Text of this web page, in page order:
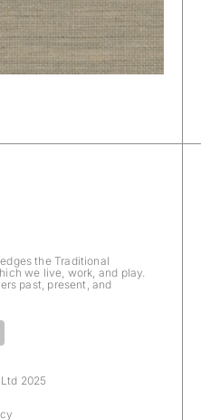
the Traditional
we live, work, and play.
past, present, and
2025